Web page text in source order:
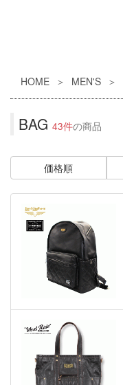
HOME MEN'S
BAG 43件の商品
価格順